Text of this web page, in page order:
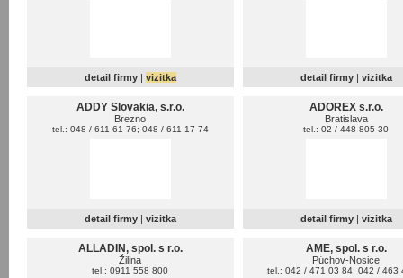
detail firmy | vizitka detail firmy | vizitka
ADDY Slovakia, s.r.o.
Brezno
tel.: 048 / 611 61 76; 048 / 611 17 74
detail firmy | vizitka
ADOREX s.r.o.
Bratislava
tel.: 02 / 448 805 30
detail firmy | vizitka
ALLADIN, spol. s r.o.
Žilina
tel.: 0911 558 800
AME, spol. s r.o.
Púchov-Nosice
tel.: 042 / 471 03 84; 042 / 463